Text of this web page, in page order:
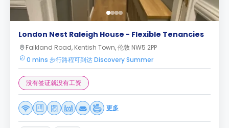
London Nest Raleigh House - Flexible Tenancies
Falkland Road, Kentish Town, 伦敦 NW5 2PP
0 mins 步行路程可到达 Discovery Summer
没有签证就没有工资
更多